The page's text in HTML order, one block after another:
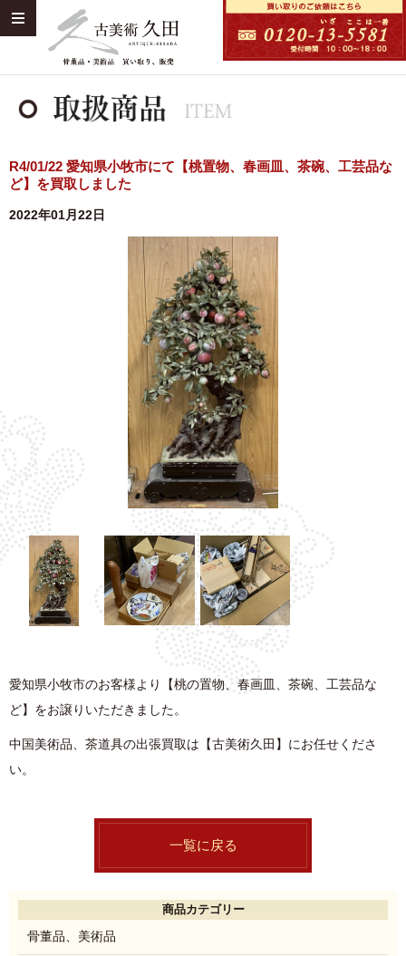
R4/01/22 愛知県小牧市にて【桃置物、春画皿、茶碗、工芸品な
ど】を買取しました
2022年01月22日
愛知県小牧市のお客様より【桃の置物、春画皿、茶碗、工芸品な
ど】をお譲りいただきました。
中国美術品、茶道具の出張買取は【古美術久田】にお任せくださ
い。
一覧に戻る
商品カテゴリー
骨董品、美術品